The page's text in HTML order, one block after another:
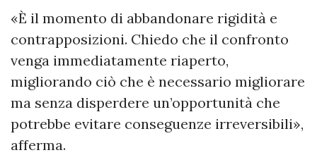
«È il momento di abbandonare rigidità e
contrapposizioni. Chiedo che il confronto
venga immediatamente riaperto,
migliorando ciò che è necessario migliorare
ma senza disperdere un’opportunità che
potrebbe evitare conseguenze irreversibili»,
afferma.